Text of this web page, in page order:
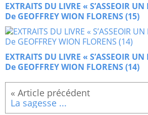
EXTRAITS DU LIVRE « S’ASSEOIR UN
De GEOFFREY WION FLORENS (15)
EXTRAITS DU LIVRE « S’ASSEOIR UN
De GEOFFREY WION FLORENS (14)
La sagesse ...